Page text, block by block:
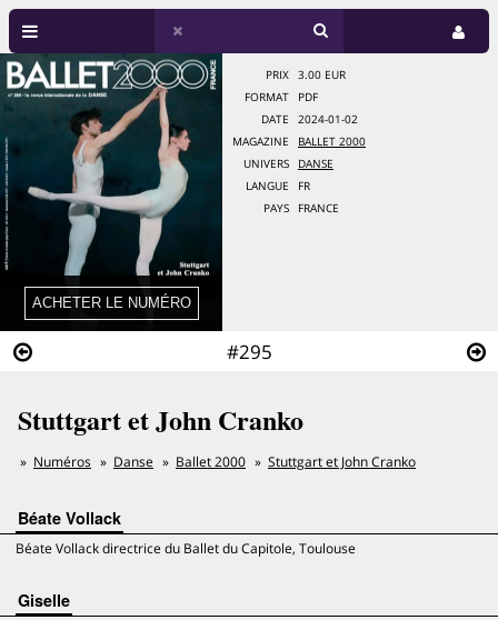
#295
PRIX
3.00 EUR
FORMAT
PDF
DATE
2024-01-02
MAGAZINE
BALLET 2000
UNIVERS
DANSE
LANGUE
FR
PAYS
FRANCE
Stuttgart et John Cranko
Numéros Danse Ballet 2000 Stuttgart et John Cranko
Béate Vollack
Béate Vollack directrice du Ballet du Capitole, Toulouse
Giselle